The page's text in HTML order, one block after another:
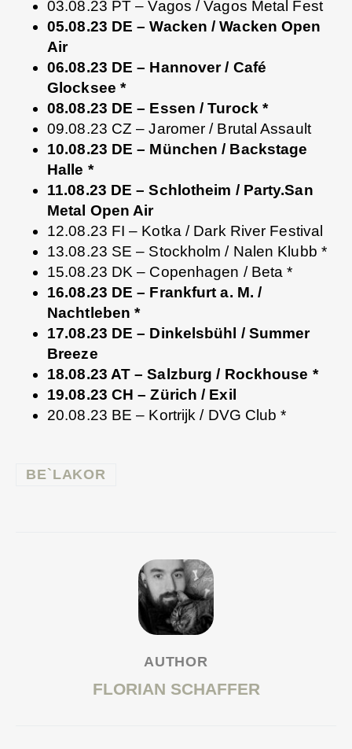
03.08.23 PT – Vagos / Vagos Metal Fest
05.08.23 DE – Wacken / Wacken Open
Air
06.08.23 DE – Hannover / Café
Glocksee *
08.08.23 DE – Essen / Turock *
09.08.23 CZ – Jaromer / Brutal Assault
10.08.23 DE – München / Backstage
Halle *
11.08.23 DE – Schlotheim / Party.San
Metal Open Air
12.08.23 FI – Kotka / Dark River Festival
13.08.23 SE – Stockholm / Nalen Klubb *
15.08.23 DK – Copenhagen / Beta *
16.08.23 DE – Frankfurt a. M. /
Nachtleben *
17.08.23 DE – Dinkelsbühl / Summer
Breeze
18.08.23 AT – Salzburg / Rockhouse *
19.08.23 CH – Zürich / Exil
20.08.23 BE – Kortrijk / DVG Club *
BE`LAKOR
AUTHOR
FLORIAN SCHAFFER